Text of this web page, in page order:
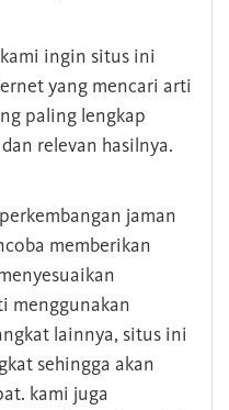
ingin situs ini
yang mencari arti
paling lengkap
relevan hasilnya.
jaman
memberikan
menggunakan
lainnya, situs ini
sehingga akan
kami juga